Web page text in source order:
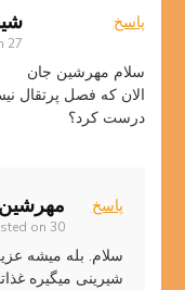
27 مرداد 1395 at 10:31 ب.ظ
پاسخ
سلام مهرشین جان
الان که فصل پرتقال
درست کرد؟
مهرشین
on 30 مرداد 1395 at 7:26 ب.ظ
پاسخ
سلام. بله میشه
شیرینی میگیره